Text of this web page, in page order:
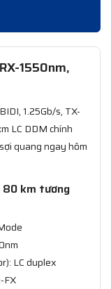
1550nm,
1.25Gb/s, TX-
LC DDM chính
quang ngay hôm
80 km tương
LC duplex
FX